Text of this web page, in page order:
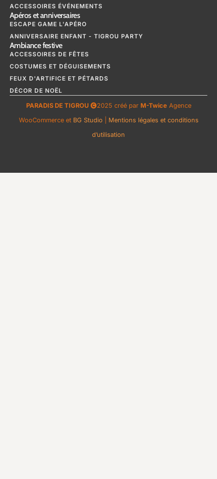
ACCESSOIRES ÉVÉNEMENTS
Apéros et anniversaires
ESCAPE GAME L'APÉRO
ANNIVERSAIRE ENFANT - TIGROU PARTY
Ambiance festive
ACCESSOIRES DE FÊTES
COSTUMES ET DÉGUISEMENTS
FEUX D'ARTIFICE ET PÉTARDS
DÉCOR DE NOËL
PARADIS DE TIGROU 2025 créé par M-Twice Agence
WooCommerce et BG Studio
Mentions légales et conditions
d’utilisation